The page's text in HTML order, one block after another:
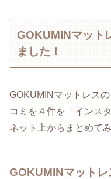
GOKUMINマット
ました！
GOKUMINマットレス
コミを４件を「インス
ネット上からまとめてみ
GOKUMINマット